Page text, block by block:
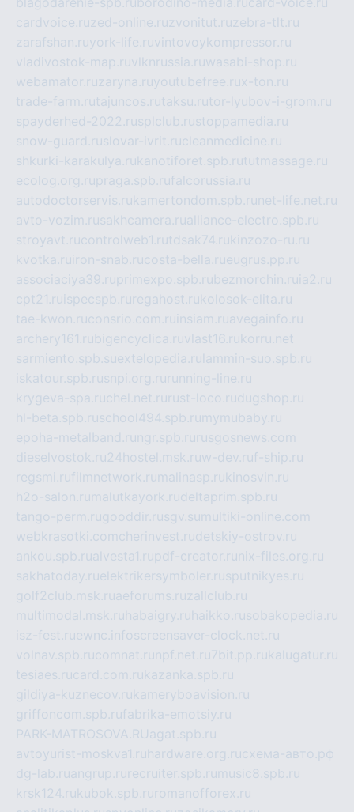
cardvoice.ruzed-online.ruzvonitut.ruzebra-tlt.ru
zarafshan.ruyork-life.ruvintovoykompressor.ru
vladivostok-map.ruvlknrussia.ruwasabi-shop.ru
webamator.ruzaryna.ruyoutubefree.rux-ton.ru
trade-farm.rutajuncos.rutaksu.rutor-lyubov-i-grom.ru
spayderhed-2022.rusplclub.rustoppamedia.ru
snow-guard.ruslovar-ivrit.rucleanmedicine.ru
shkurki-karakulya.rukanotiforet.spb.rututmassage.ru
ecolog.org.rupraga.spb.rufalcorussia.ru
autodoctorservis.rukamertondom.spb.ru net-life.net.ru
avto-vozim.rusakhcamera.rualliance-electro.spb.ru
stroyavt.rucontrolweb1.rutdsak74.rukinzozo-ru.ru
kvotka.ru iron-snab.rucosta-bella.rueugrus.pp.ru
associaciya39.ruprimexpo.spb.rubezmorchin.ru ia2.ru
cpt21.ru ispecspb.ru regahost.rukolosok-elita.ru
tae-kwon.ruconsrio.com.ru insiam.ruavegainfo.ru
archery161.rubigencyclica.ruvlast16.rukorru.net
sarmiento.spb.suextelopedia.ru lammin-suo.spb.ru
iskatour.spb.rusnpi.org.ru running-line.ru
krygeva-spa.ruchel.net.ru rust-loco.rudugshop.ru
hl-beta.spb.ruschool494.spb.ru mymubaby.ru
epoha-metalband.ru ngr.spb.ru rusgosnews.com
dieselvostok.ru24hostel.msk.ruw-dev.ruf-ship.ru
regsmi.rufilmnetwork.ru malinasp.rukinosvin.ru
h2o-salon.ru malutkayork.rudeltaprim.spb.ru
tango-perm.rugooddir.rusgv.su multiki-online.com
webkrasotki.comcherinvest.rudetskiy-ostrov.ru
ankou.spb.rualvesta1.rupdf-creator.ru nix-files.org.ru
sakhatoday.ruelektrikersymboler.rusputnikyes.ru
golf2club.msk.ruaeforums.ruzallclub.ru
multimodal.msk.ru habaigry.ru haikko.rusobakopedia.ru
isz-fest.ruewnc.infoscreensaver-clock.net.ru
volnav.spb.rucomnat.ru npf.net.ru 7bit.pp.rukalugatur.ru
tesiaes.rucard.com.rukazanka.spb.ru
gildiya-kuznecov.rukameryboavision.ru
griffoncom.spb.rufabrika-emotsiy.ru
PARK-MATROSOVA.RUagat.spb.ru
avtoyurist-moskva1.ru hardware.org.ruсхема-авто.рф
dg-lab.ruangrup.ru recruiter.spb.ru music8.spb.ru
krsk124.rukubok.spb.ru romanofforex.ru